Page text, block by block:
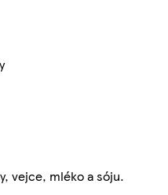
vejce, mléko a sóju.